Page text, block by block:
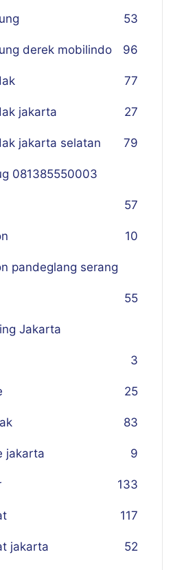
53
derek mobilindo 96
77
jakarta 27
jakarta selatan 79
081385550003
57
10
pandeglang serang
55
Jakarta
3
25
83
jakarta 9
133
117
jakarta 52